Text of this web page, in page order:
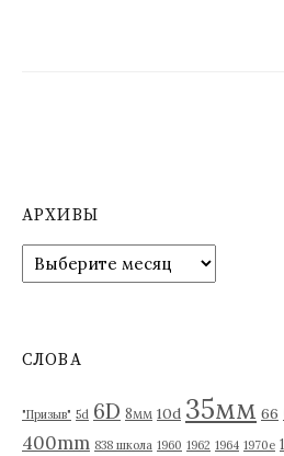
п
и
с
м
АРХИВЫ
р
в
СЛОВА
"Призыв" 5d 6D 8мм 10d 35мм 66
400mm 838 школа 1960 1962 1964 1970е